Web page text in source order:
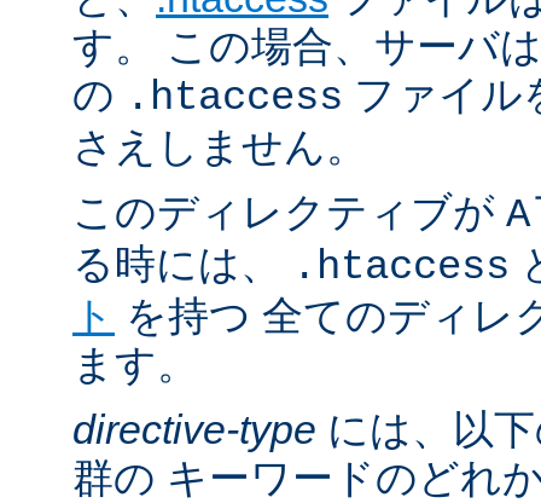
す。 この場合、サーバ
の .htaccess ファイル
さえしません。
このディレクティブが
る時には、
.htaccess
ト を持つ 全てのディレ
ます。
directive-type には、以
群の キーワードのどれ